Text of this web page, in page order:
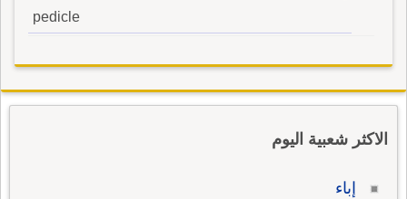
pedicle
الاكثر شعبية اليوم
إباء